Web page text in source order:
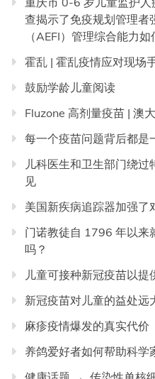
查揭示了免疫规划管理者
（AEFI）管理综合能力
霍乱 | 霍乱疫情应对现场
鼓励学龄儿童阅读
Fluzone 高剂量疫苗 | 澳
每一个疫苗问题背后都是
儿科医生和卫生部门绕
见
美国新疾病追踪器加强了
门诺教徒自 1796 年以来
吗？
儿童可接种新冠疫苗以提
新冠疫苗对儿童的益处远
麻疹疫情爆发的真实代价
养鸽爱好者如何帮助科学